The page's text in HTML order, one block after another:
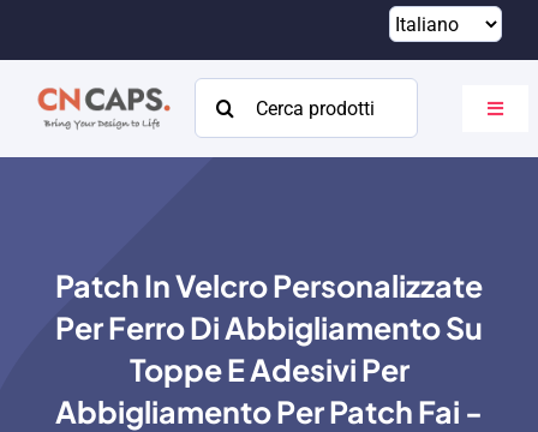
contenuto
Cercare:
Catalogare
Risorse
Patch In Velcro Personalizzate
Per Ferro Di Abbigliamento Su
Toppe E Adesivi Per
Abbigliamento Per Patch Fai -